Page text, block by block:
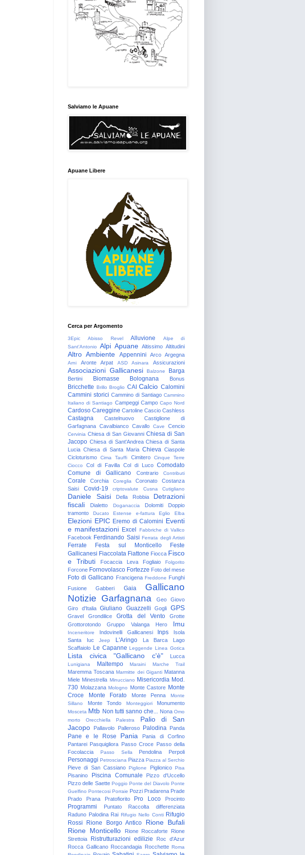
Salviamo le Apuane
Apuane Libere
Cerca per Argomento
3Epic Abisso Revel Alluvione
Alpe di
Sant'Antonio
Alpi Apuane Altissimo Altitudini
Altro Ambiente Appennini Arco Argegna
Arni Aronte Arpat ASD Asinara Assicurazioni
Associazioni Gallicanesi Balzone Barga
Bertini Biomasse Bolognana Bonus
Bricchette Brillo Broglio CAI Calcio Calomini
Cammini storici Cammino di Santiago Cammino
Italiano di Santiago Campeggi Campo Capo Nord
Cardoso Careggine Cartoline Cascio Cashless
Castagna Castelnuovo
Castiglione di
Garfagnana Cavalbianco Cavallo Cave Cencio
Cervinia Chiesa di San Giovanni Chiesa di San
Jacopo Chiesa di Sant'Andrea Chiesa di Santa
Lucia Chiesa di Santa Maria Chieva Ciaspole
Cicloturismo
Cima Tauffi Cimitero
Cinque Terre
Ciocco
Col di Favilla Col di Luco Comodato
Comune di Gallicano
Contrario Contributi
Corale Corchia Coreglia Coronato
Costanza
Saisi
Covid-19 criptovalute Cusna Cutigliano
Daniele Saisi Della Robbia
Detrazioni
fiscali
Dialetto Doganaccia Dolomiti
Doppio
tramonto
Ducato Estense e-fattura Eglio Elba
Elezioni EPIC Eremo di Calomini Eventi
e manifestazioni Excel Fabbriche di Vallico
Facebook Ferdinando Saisi Ferrata degli Artisti
Ferrate Festa sul Monticello
Feste
Gallicanesi Fiaccolata Fiattone Fiocca Fisco
e Tributi
Focaccia Leva Fogliaio Folgorito
Forcone Fornovolasco Fortezze Foto del mese
Foto di Gallicano Francigena Freddone Funghi
Fusione
Gabberi Gaia
Gallicano
Notizie Garfagnana Geo
Giovo
Giro d'Italia
Giuliano Guazzelli Gogli GPS
Gravel Grondilice Grotta del Vento
Grotte
Grottorotondo
Gruppo Valanga Hero Imu
Inceneritore Indovinelli Gallicanesi Inps
Isola
Santa
Iuc Jeep L'Aringo La Barca
Lago
Scaffaiolo Le Capanne Leggende Linea Gotica
Lista civica "Gallicano c'è" Lucca
Lunigiana Maltempo Maraini Marche Trail
Maremma Toscana Marmitte dei Giganti Matanna
Miele Minestrella Minucciano Misericordia Mod.
730 Molazzana Mologno Monte Castore Monte
Croce
Monte Forato Monte Penna
Monte
Sillano
Monte Tondo Monteggiori Monumento
Mosceta Mtb Non tutti sanno che... Nona Omo
morto
Orecchiella Palestra
Palio di San
Jacopo
Pallavolo Palleroso Palodina Panda
Pane e le Rose Pania
Pania di Corfino
Pantarei Pasquigliora Passo Croce Passo della
Focolaccia
Passo Sella Pendolina Perpoli
Personaggi Petrosciana Piazza Piazza al Serchio
Pieve di San Cassiano Piglione Piglionico Pisa
Pisanino Piscina Comunale
Pizzo d'Uccello
Pizzo delle Saette Poggio Ponte del Diavolo Ponte
Guelfino Pontecosi Porraie Pozzi Pradarena Prade
Prado
Prana Pratofiorito Pro Loco Procinto
Programmi Puntato
Raccolta differenziata
Raduno Palodina Rai Rifugio Nello Conti Rifugio
Rossi
Rione Borgo Antico
Rione Bufali
Rione Monticello
Rione Roccaforte
Rione
Strettoia
Ristrutturazioni edilizie
Roc d'Azur
Rocca Gallicano Roccandagia Rocchette Roma